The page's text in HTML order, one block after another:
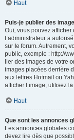
Haut
Puis-je publier des
Oui, vous pouvez
l’administrateur a
sur le forum. Autrement,
public, exemple : http://
lier des images de votre
images placées derrière
aux lettres Hotmail ou
afficher l’image, utilisez
Haut
Que sont les annonces
Les annonces globales
devez lire dès que